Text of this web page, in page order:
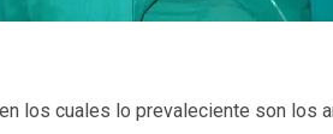
los cuales lo prevaleciente son los